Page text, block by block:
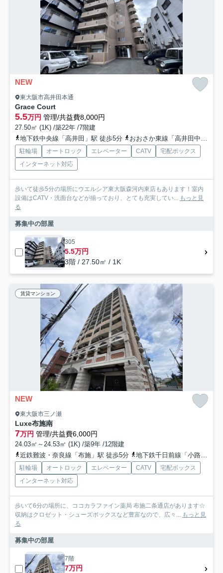
NEW
東大阪市高井田本通
Grace Court
5.5万円 管理/共益費8,000円
27.50㎡ (1K) /築22年 /7階建
地下鉄中央線「高井田」駅 徒歩5分
おおさか東線「高井田中央」駅 徒歩7分
駐輪場 オートロック エレベーター CATV
宅配ボックス
インターネット対応
歩いて徒歩5分の場所にウエルシア東大阪森河内東店もあります！室内
設備はCATV・洗面台などが揃っており、とても充実してい... もっと見
る
募集中の部屋
305
5.5万円
3階 / 27.50㎡ / 1K
賃貸マンション
NEW
東大阪市三ノ瀬
Luxe布施南
7万円 管理/共益費6,000円
24.03㎡～24.53㎡ (1K) /築9年 /12階建
近鉄難波・奈良線「布施」駅 徒歩5分
地下鉄千日前線「小路」駅 徒歩10分
駐輪場 オートロック エレベーター CATV
宅配ボックス
インターネット対応
歩いて6分の場所に、ココカラファイン薬局 布施二条通店があります☆
収納はクロゼット・シューズボックスなど豊富なので、広々... もっと見
る
募集中の部屋
7階
7万円